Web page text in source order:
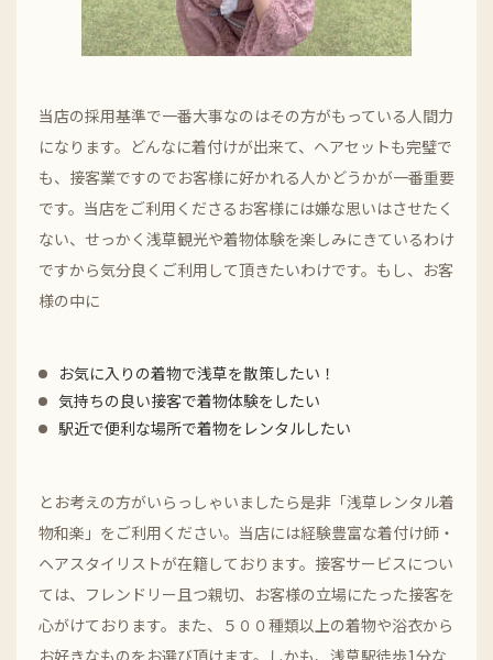
当店の採用基準で一番大事なのはその方がもっている人間力
になります。どんなに着付けが出来て、ヘアセットも完璧で
も、接客業ですのでお客様に好かれる人かどうかが一番重要
です。当店をご利用くださるお客様には嫌な思いはさせたく
ない、せっかく浅草観光や着物体験を楽しみにきているわけ
ですから気分良くご利用して頂きたいわけです。もし、お客
様の中に
お気に入りの着物で浅草を散策したい！
気持ちの良い接客で着物体験をしたい
駅近で便利な場所で着物をレンタルしたい
とお考えの方がいらっしゃいましたら是非「浅草レンタル着
物和楽」をご利用ください。当店には経験豊富な着付け師・
ヘアスタイリストが在籍しております。接客サービスについ
ては、フレンドリー且つ親切、お客様の立場にたった接客を
心がけております。また、５００種類以上の着物や浴衣から
お好きなものをお選び頂けます。しかも、浅草駅徒歩1分な